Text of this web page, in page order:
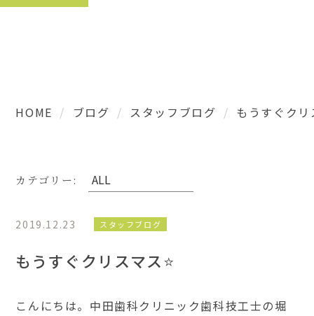
HOME ブログ スタッフブログ もうすぐクリ
カテゴリー:
2019.12.23 スタッフブログ
もうすぐクリスマス⭐️
こんにちは。中田歯科クリニック歯科技工士の堀